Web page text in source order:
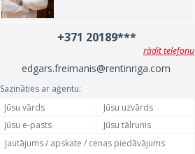
+371 20189***
rādīt telefonu
edgars.freimanis@rentinriga.com
Sazināties ar aģentu: